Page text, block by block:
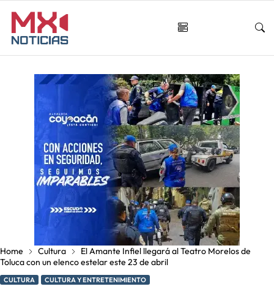
Home Cultura
El Amante Infiel llegará al Teatro Morelos de
Toluca con un elenco estelar este 23 de abril
CULTURA CULTURA Y ENTRETENIMIENTO